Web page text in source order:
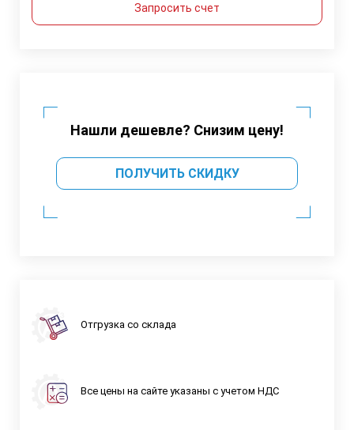
Запросить счет
Нашли дешевле? Снизим цену!
ПОЛУЧИТЬ СКИДКУ
Отгрузка со склада
Все цены на сайте указаны с учетом НДС